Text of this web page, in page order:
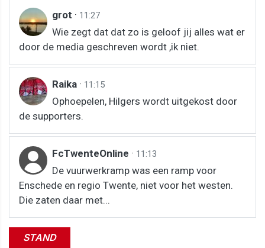
grot · 11:27
Wie zegt dat dat zo is geloof jij alles wat er
door de media geschreven wordt ,ik niet.
Raika · 11:15
Ophoepelen, Hilgers wordt uitgekost door
de supporters.
FcTwenteOnline · 11:13
De vuurwerkramp was een ramp voor
Enschede en regio Twente, niet voor het westen.
Die zaten daar met...
STAND